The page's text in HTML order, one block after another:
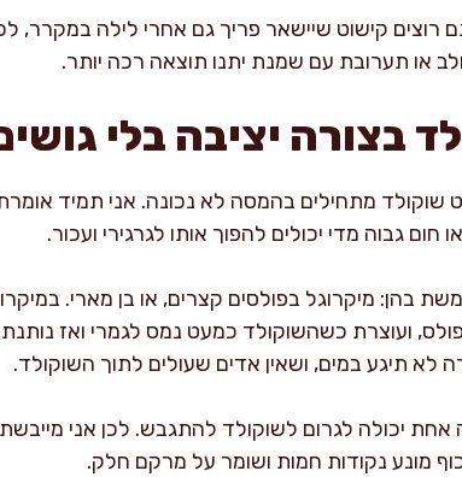
קישוט שיישאר פריך גם אחרי לילה במקרר,
או תערובת עם שמנת יתנו תוצאה רכה יותר.
בצורה יציבה בלי
שוקולד מתחילים בהמסה לא נכונה. אני תמיד
גבוה מדי יכולים להפוך אותו לגרגירי ועכור.
ועוצרת כשהשוקולד כמעט נמס לגמרי ואז
לא תיגע במים, ושאין אדים שעולים לתוך השוקולד.
אחת יכולה לגרום לשוקולד להתגבש. לכן אני
מונע נקודות חמות ושומר על מרקם חלק.